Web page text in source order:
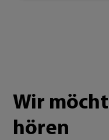
Wir
hören